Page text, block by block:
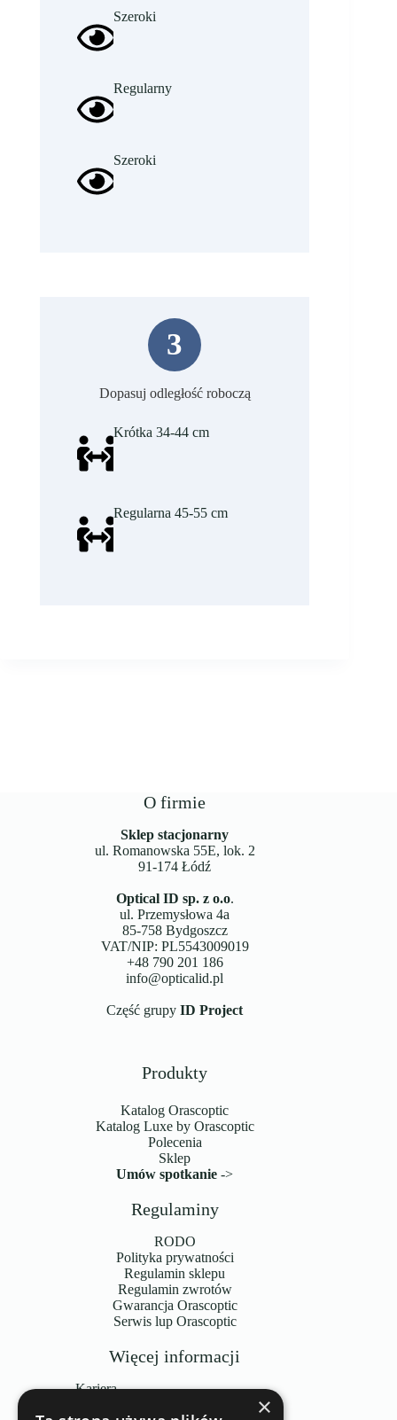
Szeroki
Regularny
Szeroki
3
Dopasuj odległość roboczą
Krótka 34-44 cm
Regularna 45-55 cm
O firmie
Sklep stacjonarny
ul. Romanowska 55E, lok. 2
91-174 Łódź
Optical ID sp. z o.o.
ul. Przemysłowa 4a
85-758 Bydgoszcz
VAT/NIP: PL5543009019
+48 790 201 186
info@opticalid.pl
Część grupyID Project
Produkty
Katalog Orascoptic
Katalog Luxe by Orascoptic
Polecenia
Sklep
Umów spotkanie ->
Regulaminy
RODO
Polityka prywatności
Regulamin sklepu
Regulamin zwrotów
Gwarancja Orascoptic
Serwis lup Orascoptic
Więcej informacji
Kariera
×